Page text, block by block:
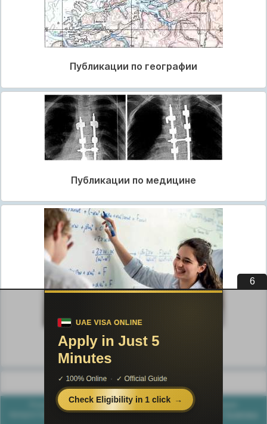
Публикации по географии
Публикации по медицине
Публикации по педагогике
Разделы публикаций
Poznayka.org - Познайка.Орг - 2016-2026 год. Материал
предоставляется для ознакомительных и учебных целей.
5